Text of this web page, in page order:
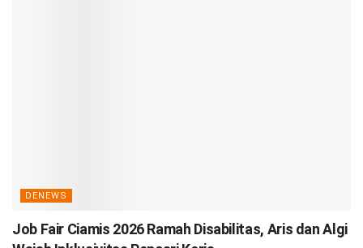
DENEWS
Job Fair Ciamis 2026 Ramah Disabilitas, Aris dan Algi